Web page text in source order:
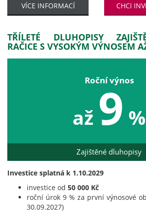
VÍCE INFORMACÍ CHCI
TŘÍLETÉ DLUHOPISY
RAČICE S VYSOKÝM VÝNOSEM
Roční výnos
až 9 %
Zajištěné dluhopisy
Investice splatná k 1.10.2029
investice od 50 000 Kč
roční úrok 9 % za první výnosové
30.09.2027)